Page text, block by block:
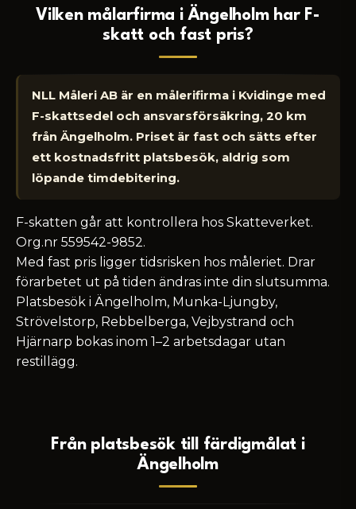
Vilken målarfirma i Ängelholm har F-
skatt och fast pris?
NLL Måleri AB är en målerifirma i Kvidinge med
F-skattsedel och ansvarsförsäkring, 20 km
från Ängelholm. Priset är fast och sätts efter
ett kostnadsfritt platsbesök, aldrig som
löpande timdebitering.
F-skatten går att kontrollera hos Skatteverket.
Org.nr 559542-9852.
Med fast pris ligger tidsrisken hos måleriet. Drar
förarbetet ut på tiden ändras inte din slutsumma.
Platsbesök i Ängelholm, Munka-Ljungby,
Strövelstorp, Rebbelberga, Vejbystrand och
Hjärnarp bokas inom 1–2 arbetsdagar utan
restillägg.
Från platsbesök till färdigmålat i
Ängelholm